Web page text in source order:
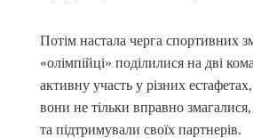
Потім настала черга спортивних
«олімпійці» поділилися на дві
активну участь у різних
вони не тільки вправно
та підтримували своїх партнерів.